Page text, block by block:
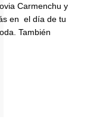
Carmenchu y
en el día de tu
También